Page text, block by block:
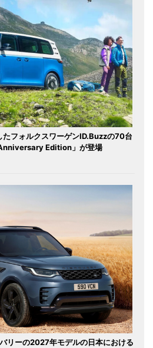
たフォルクスワーゲンID.Buzzの70台
Edition」が登場
リーの2027年モデルの日本における